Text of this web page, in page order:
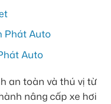
Phát Auto
Auto
an toàn và thú vị từ
nâng cấp xe hơi